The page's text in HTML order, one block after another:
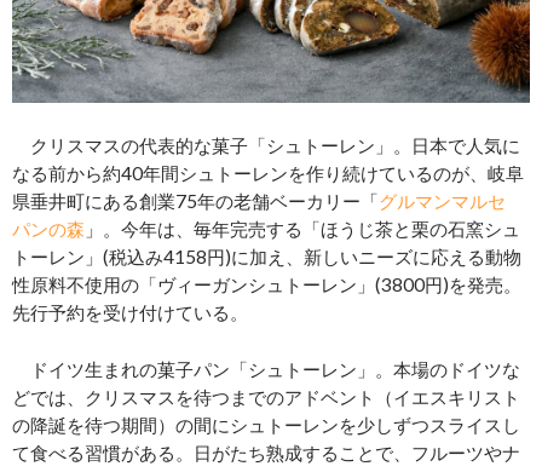
クリスマスの代表的な菓子「シュトーレン」。日本で人気に
なる前から約40年間シュトーレンを作り続けているのが、岐阜
県垂井町にある創業75年の老舗ベーカリー「グルマンマルセ
パンの森 」。今年は、毎年完売する「ほうじ茶と栗の石窯シュ
トーレン」(税込み4158円)に加え、新しいニーズに応える動物
性原料不使用の「ヴィーガンシュトーレン」(3800円)を発売。
先行予約を受け付けている。
ドイツ生まれの菓子パン「シュトーレン」。本場のドイツな
どでは、クリスマスを待つまでのアドベント（イエスキリスト
の降誕を待つ期間）の間にシュトーレンを少しずつスライスし
て食べる習慣がある。日がたち熟成することで、フルーツやナ